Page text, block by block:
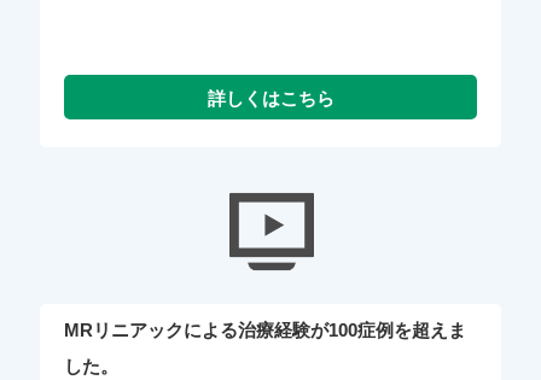
MRリニアックによる治療経験が100症例を超えま
した。